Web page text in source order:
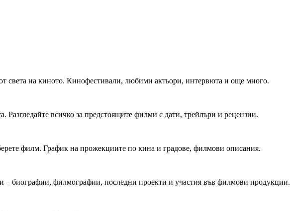
света на киното. Кинофестивали, любими актьори, интервюта и още много.
Разгледайте всичко за предстоящите филми с дати, трейлъри и рецензии.
филм. График на прожекциите по кина и градове, филмови описания.
– биографии, филмографии, последни проекти и участия във филмови продукции.